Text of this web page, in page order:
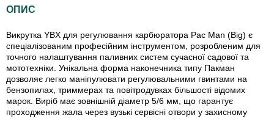
ОПИС
Викрутка YBX для регулювання карбюратора Pac Man (Big) є
спеціалізованим професійним інструментом, розробленим для
точного налаштування паливних систем сучасної садової та
мототехніки. Унікальна форма наконечника типу Пакман
дозволяє легко маніпулювати регулювальними гвинтами на
бензопилах, триммерах та повітродувках більшості відомих
марок. Виріб має зовнішній діаметр 5/6 мм, що гарантує
проходження жала через вузькі сервісні отвори у захисному